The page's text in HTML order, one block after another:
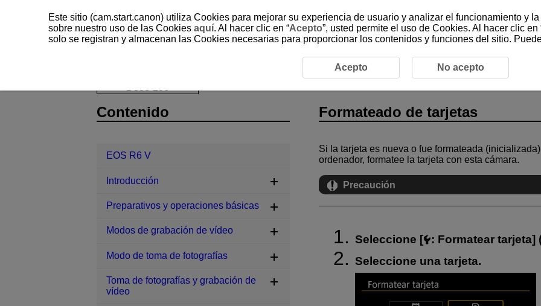
Formateado de tarjetas
Formateado de tarjetas
Si la tarjeta es nueva o fue formateada
ordenador, formatee la tarjeta con esta cámara.
Precaución
Seleccione [ : Formatear tarjeta]
Seleccione una tarjeta.
Contenido
EOS R6 V
Introducción
Preparativos y operaciones básicas
Modos de grabación de vídeo
Modo de toma de fotografías
Toma de fotografías y grabación de
vídeo
Este sitio (cam.start.canon) utiliza Cookies para mejorar su experiencia de usuario y analizar el funcionamiento y
sobre nuestro uso de las Cookies aquí. Al hacer clic en “Acepto”, usted permite el uso de Cookies. Al hacer clic en
solo se registran y almacenan las Cookies necesarias para proporcionar los contenidos y funciones del sitio.
Acepto No acepto